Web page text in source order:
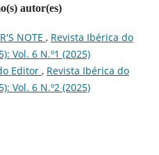
autor(es)
NOTE , Revista Ibérica do
Vol. 6 N.º1 (2025)
Editor , Revista Ibérica do
Vol. 6 N.º2 (2025)